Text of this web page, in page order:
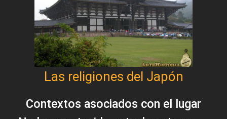
Las religiones del Japón
Contextos asociados con el lugar